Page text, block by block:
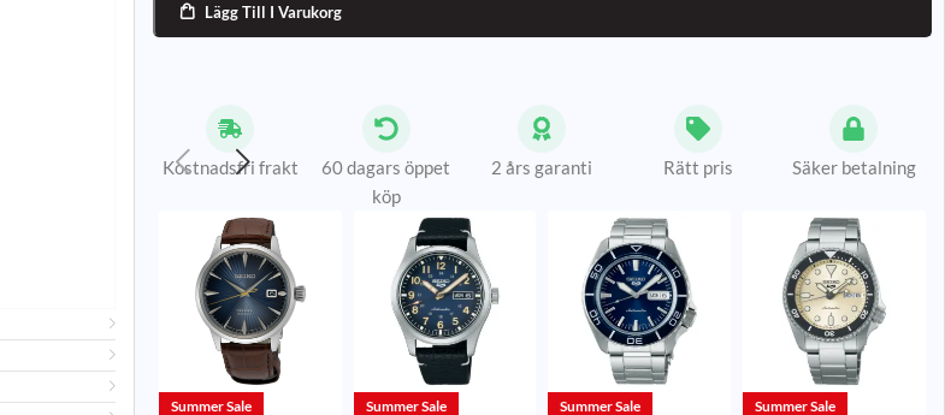
 Lägg Till I Varukorg
Kostnadsfri frakt
60 dagars öppet
köp
2 års garanti Rätt pris Säker betalning
Summer Sale
Summer Sale
Summer Sale
Summer Sale